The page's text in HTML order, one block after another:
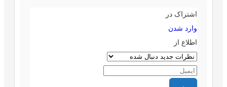
اشتراک در
وارد شدن
اطلاع از